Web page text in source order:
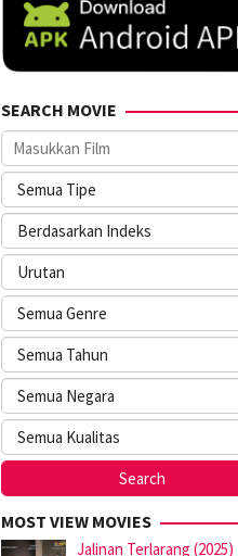
SEARCH MOVIE
MOST VIEW MOVIES
Jalinan Terlarang (2025)